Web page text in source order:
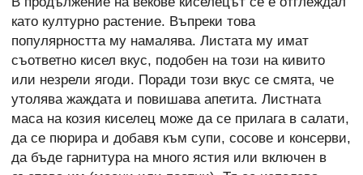
като културно растение. Въпреки това
популярността му намалява. Листата му имат
съответно кисел вкус, подобен на този на кивито
или незрели ягоди. Поради този вкус се смята, че
утолява жаждата и повишава апетита. Листната
маса на козия киселец може да се прилага в салати,
да се пюрира и добавя към супи, сосове и консерви,
да бъде гарнитура на много ястия или включен в